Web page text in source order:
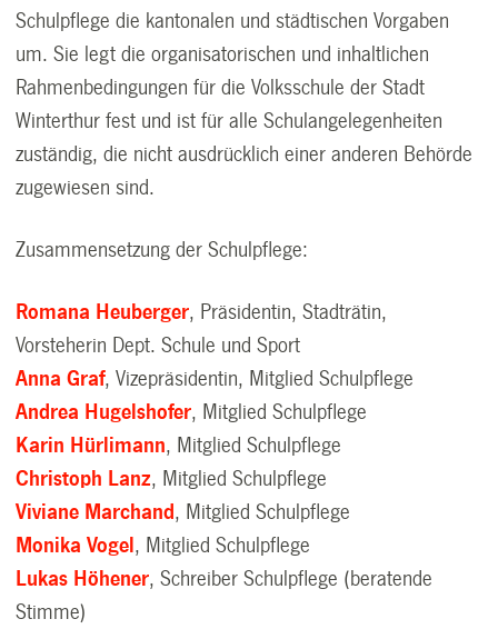
Schulpflege die kantonalen und städtischen Vorgaben
um. Sie legt die organisatorischen und inhaltlichen
Rahmenbedingungen für die Volksschule der Stadt
Winterthur fest und ist für alle Schulangelegenheiten
zuständig, die nicht ausdrücklich einer anderen Behörde
zugewiesen sind.
Zusammensetzung der Schulpflege:
Romana Heuberger, Präsidentin, Stadträtin,
Vorsteherin Dept. Schule und Sport
Anna Graf, Vizepräsidentin, Mitglied Schulpflege
Andrea Hugelshofer, Mitglied Schulpflege
Karin Hürlimann, Mitglied Schulpflege
Christoph Lanz, Mitglied Schulpflege
Viviane Marchand , Mitglied Schulpflege
Monika Vogel , Mitglied Schulpflege
Lukas Höhener, Schreiber Schulpflege (beratende
Stimme)